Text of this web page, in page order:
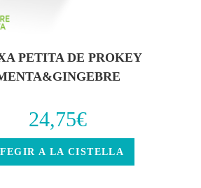
PETITA DE PROKEY
24,75€
A LA CISTELLA